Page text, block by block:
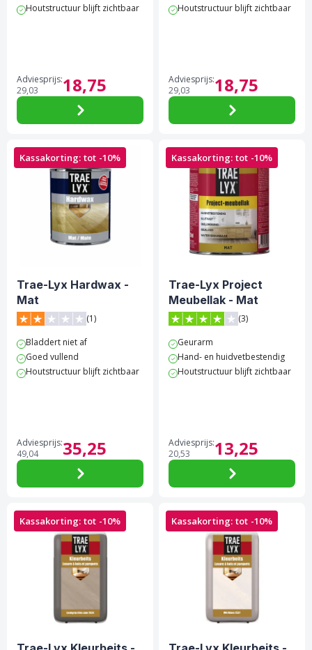
Houtstructuur blijft zichtbaar
18,75
Adviesprijs:
29,03
Houtstructuur blijft zichtbaar
18,75
Adviesprijs:
29,03
Kassakorting: tot -10%
Trae-Lyx Hardwax -
Mat
(1)
Bladdert niet af
Goed vullend
Houtstructuur blijft zichtbaar
35,25
Adviesprijs:
49,04
Kassakorting: tot -10%
Trae-Lyx Project
Meubellak - Mat
(3)
Geurarm
Hand- en huidvetbestendig
Houtstructuur blijft zichtbaar
13,25
Adviesprijs:
20,53
Kassakorting: tot -10% Kassakorting: tot -10%